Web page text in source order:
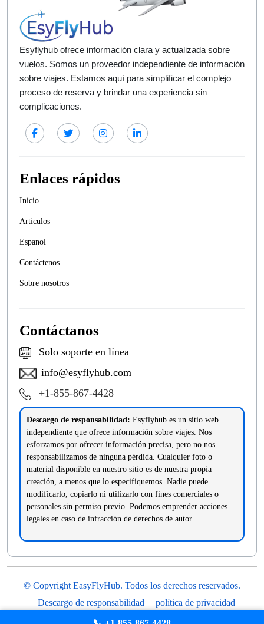
Esyflyhub ofrece información clara y actualizada sobre
vuelos. Somos un proveedor independiente de información
sobre viajes. Estamos aquí para simplificar el complejo
proceso de reserva y brindar una experiencia sin
complicaciones.
Enlaces rápidos
Inicio
Articulos
Espanol
Contáctenos
Sobre nosotros
Contáctanos
Solo soporte en línea
info@esyflyhub.com
+1-855-867-4428
Descargo de responsabilidad: Esyflyhub es un sitio web
independiente que ofrece información sobre viajes. Nos
esforzamos por ofrecer información precisa, pero no nos
responsabilizamos de ninguna pérdida. Cualquier foto o
material disponible en nuestro sitio es de nuestra propia
creación, a menos que lo especifiquemos. Nadie puede
modificarlo, copiarlo ni utilizarlo con fines comerciales o
personales sin permiso previo. Podemos emprender acciones
legales en caso de infracción de derechos de autor.
© Copyright EasyFlyHub. Todos los derechos reservados.
Descargo de responsabilidad
política de privacidad